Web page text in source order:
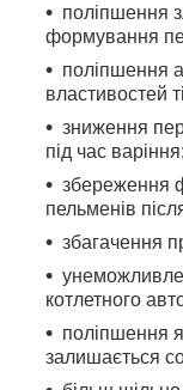
поліпшення
формування
поліпшення
властивостей
зниження
під час варіння;
збереження
пельменів
збагачення
котлетного
поліпшення
залишається